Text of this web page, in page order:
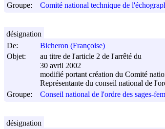
Groupe:
Comité national technique de
De:
Bicheron (Françoise)
Objet:
au titre de l'article 2 de l'arrêté du
30 avril 2002
modifié portant création du Comité
Représentante du conseil national de
Groupe:
Conseil national de l'ordre des sages-
désignation
désignation